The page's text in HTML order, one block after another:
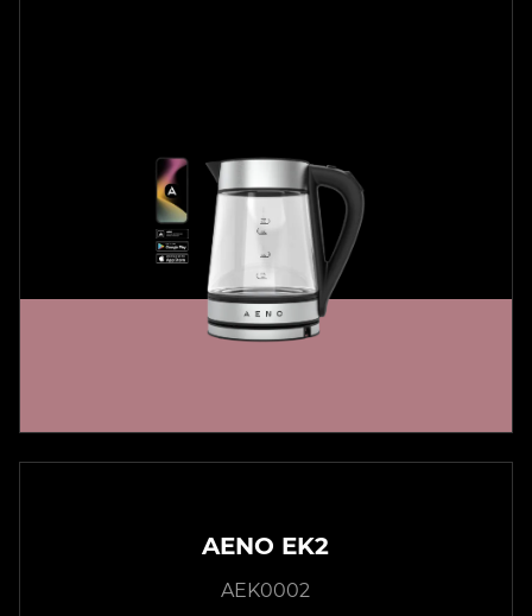
AENO EK2
AEK0002